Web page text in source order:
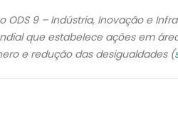
9 – Indústria, Inovação e
que estabelece ações em
e redução das desigualdades (